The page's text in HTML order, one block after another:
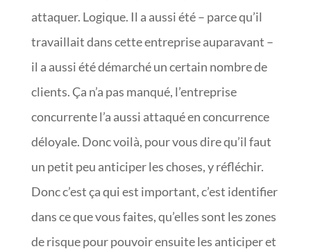
attaquer. Logique. Il a aussi été – parce qu’il
travaillait dans cette entreprise auparavant –
il a aussi été démarché un certain nombre de
clients. Ça n’a pas manqué, l’entreprise
concurrente l’a aussi attaqué en concurrence
déloyale. Donc voilà, pour vous dire qu’il faut
un petit peu anticiper les choses, y réfléchir.
Donc c’est ça qui est important, c’est identifier
dans ce que vous faites, qu’elles sont les zones
de risque pour pouvoir ensuite les anticiper et